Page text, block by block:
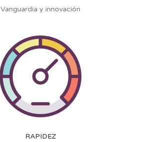
Vanguardia y innovación
RAPIDEZ